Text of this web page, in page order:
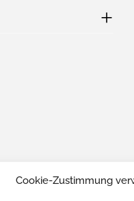
Cookie-Zustimmung